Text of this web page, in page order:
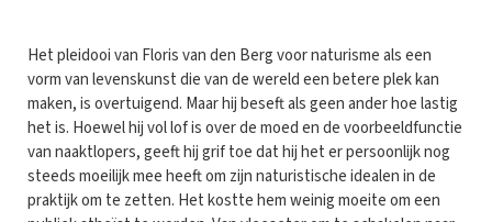
Het pleidooi van Floris van den Berg voor naturisme als een
vorm van levenskunst die van de wereld een betere plek kan
maken, is overtuigend. Maar hij beseft als geen ander hoe lastig
het is. Hoewel hij vol lof is over de moed en de voorbeeldfunctie
van naaktlopers, geeft hij grif toe dat hij het er persoonlijk nog
steeds moeilijk mee heeft om zijn naturistische idealen in de
praktijk om te zetten. Het kostte hem weinig moeite om een